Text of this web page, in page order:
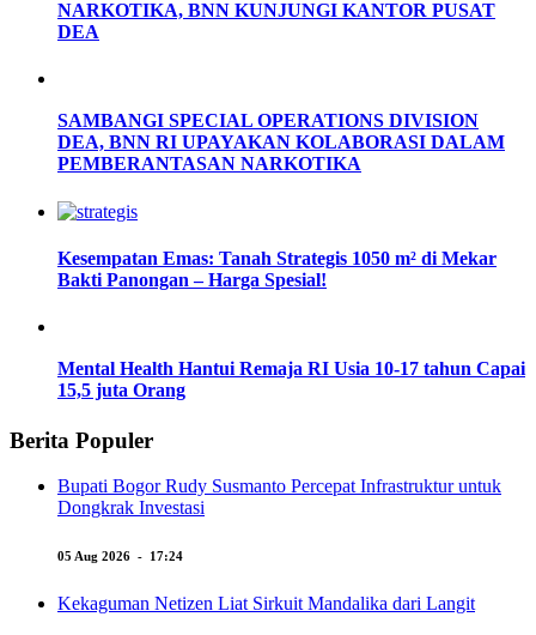
NARKOTIKA, BNN KUNJUNGI KANTOR PUSAT
DEA
SAMBANGI SPECIAL OPERATIONS DIVISION
DEA, BNN RI UPAYAKAN KOLABORASI DALAM
PEMBERANTASAN NARKOTIKA
Kesempatan Emas: Tanah Strategis 1050 m² di Mekar
Bakti Panongan – Harga Spesial!
Mental Health Hantui Remaja RI Usia 10-17 tahun Capai
15,5 juta Orang
Berita Populer
Bupati Bogor Rudy Susmanto Percepat Infrastruktur untuk
Dongkrak Investasi
05 Aug 2026 - 17:24
Kekaguman Netizen Liat Sirkuit Mandalika dari Langit